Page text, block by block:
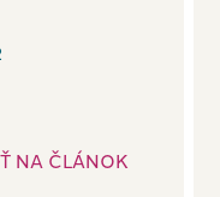
NA ČLÁNOK